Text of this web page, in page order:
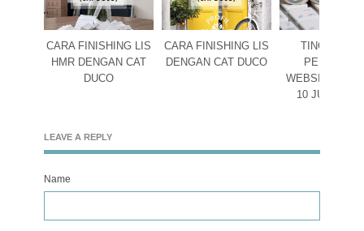
CARA FINISHING LIS
HMR DENGAN CAT
DUCO
CARA FINISHING LIS
DENGAN CAT DUCO
PERINGKAT
WEBSITE
10 JURUS
LEAVE A REPLY
Name